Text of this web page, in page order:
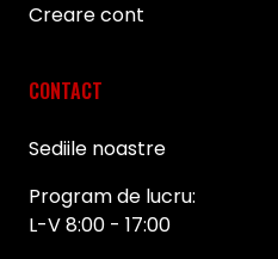
Creare cont
CONTACT
Sediile noastre
Program de lucru:
L-V 8:00 - 17:00